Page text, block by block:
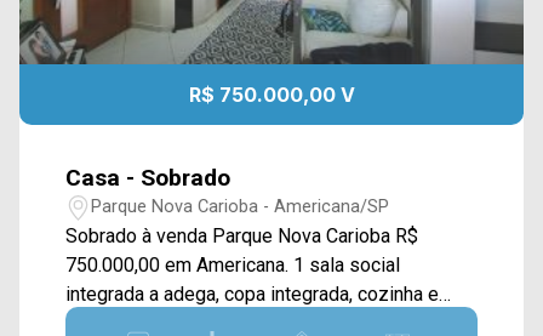
R$ 750.000,00 V
Casa - Sobrado
Parque Nova Carioba - Americana/SP
Sobrado à venda Parque Nova Carioba R$
750.000,00 em Americana. 1 sala social
integrada a adega, copa integrada, cozinha e
área gourmet 1 dispensa 1 área de serviços